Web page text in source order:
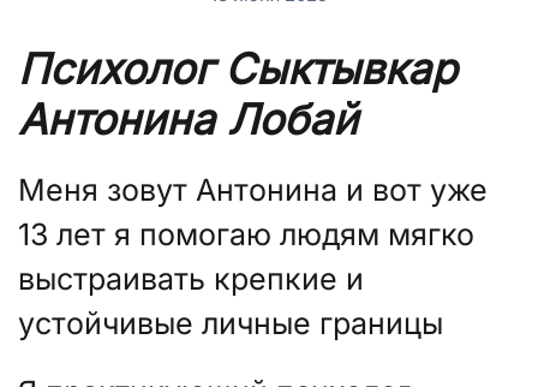
Психолог Сыктывкар
Антонина Лобай
Меня зовут Антонина и вот уже
13 лет я помогаю людям мягко
выстраивать крепкие и
устойчивые личные границы